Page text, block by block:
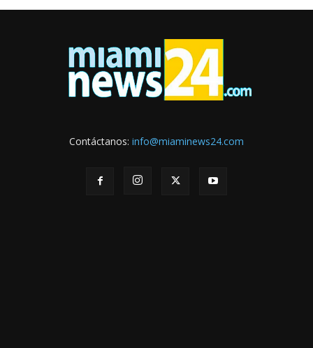
Contáctanos: info@miaminews24.com